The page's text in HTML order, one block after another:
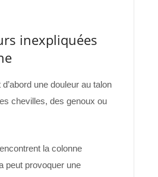
inexpliquées
une douleur au talon
chevilles, des genoux ou
la colonne
peut provoquer une